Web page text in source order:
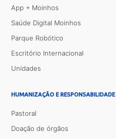
App + Moinhos
Saúde Digital Moinhos
Parque Robótico
Escritório Internacional
Unidades
HUMANIZAÇÃO E RESPONSABILIDADE
Pastoral
Doação de órgãos